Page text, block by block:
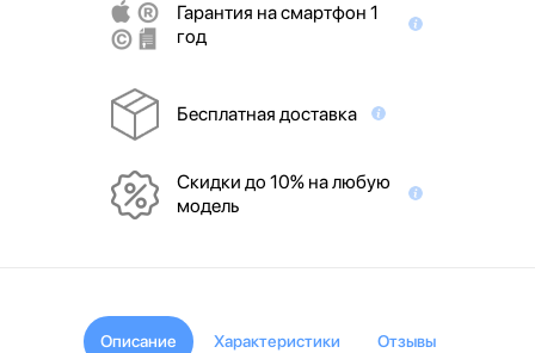
Гарантия на смартфон 1
год
Бесплатная доставка
Скидки до 10% на любую
модель
Описание Характеристики Отзывы